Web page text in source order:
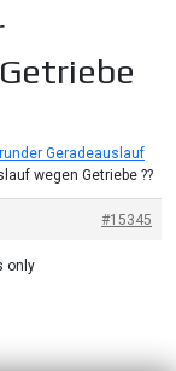
Geradeauslauf
wegen Getriebe ??
#15345
only